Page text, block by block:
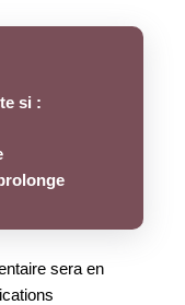
si :
sera en